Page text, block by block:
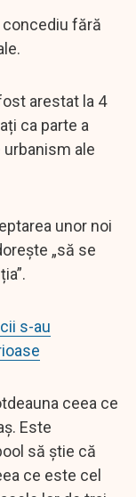
concediu fără
arestat la 4
ca parte a
ale
unor noi
„să se
s-au
ceea ce
Este
să știe că
ce este cel